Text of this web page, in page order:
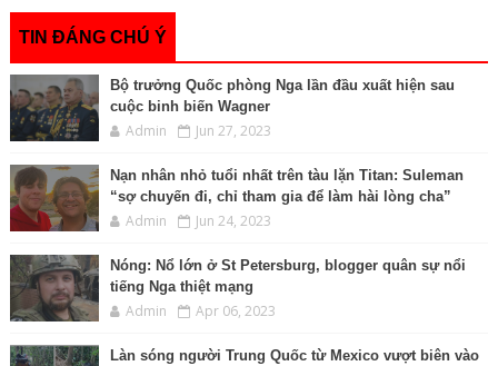
k
e
TIN ĐÁNG CHÚ Ý
Bộ trưởng Quốc phòng Nga lần đầu xuất hiện sau
cuộc binh biến Wagner
Admin Jun 27, 2023
Nạn nhân nhỏ tuổi nhất trên tàu lặn Titan: Suleman
“sợ chuyến đi, chỉ tham gia để làm hài lòng cha”
Admin Jun 24, 2023
Nóng: Nổ lớn ở St Petersburg, blogger quân sự nổi
tiếng Nga thiệt mạng
Admin Apr 06, 2023
Làn sóng người Trung Quốc từ Mexico vượt biên vào